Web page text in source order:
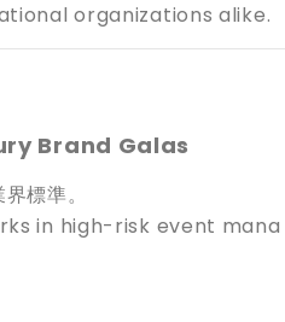
organizations alike.
Brand Galas
標準。
in high-risk event mana